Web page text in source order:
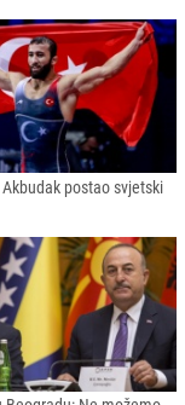
postao svjetski